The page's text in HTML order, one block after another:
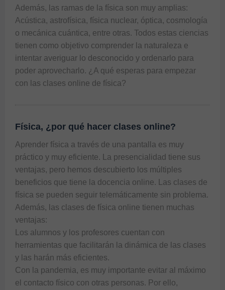
Además, las ramas de la física son muy amplias:
Acústica, astrofísica, física nuclear, óptica, cosmología
o mecánica cuántica, entre otras. Todos estas ciencias
tienen como objetivo comprender la naturaleza e
intentar averiguar lo desconocido y ordenarlo para
poder aprovecharlo. ¿A qué esperas para empezar
con las clases online de física?
Física, ¿por qué hacer clases online?
Aprender física a través de una pantalla es muy
práctico y muy eficiente. La presencialidad tiene sus
ventajas, pero hemos descubierto los múltiples
beneficios que tiene la docencia online. Las clases de
física se pueden seguir telemáticamente sin problema.
Además, las clases de física online tienen muchas
ventajas:
Los alumnos y los profesores cuentan con
herramientas que facilitarán la dinámica de las clases
y las harán más eficientes.
Con la pandemia, es muy importante evitar al máximo
el contacto físico con otras personas. Por ello,